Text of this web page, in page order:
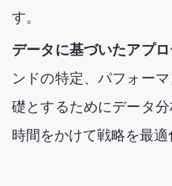
す。
データに基づいたアプロ
ンドの特定、パフォー
礎とするためにデータ
時間をかけて戦略を最適